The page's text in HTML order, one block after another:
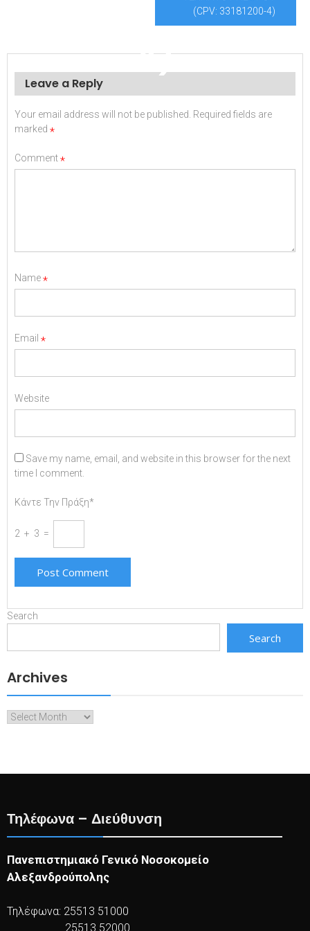
4)
(CPV: 33181200-4)
Leave a Reply
Your email address will not be published.
Required fields are
marked *
Comment*
Name*
Email *
Website
Save my name, email, and website in this browser for the next
time I comment.
Κάντε Την Πράξη*
2 + 3 =
Search
Search
Archives
Archives
Τηλέφωνα – Διεύθυνση
Πανεπιστημιακό Γενικό Νοσοκομείο
Αλεξανδρούπολης
Τηλέφωνα: 25513 51000
25513 52000